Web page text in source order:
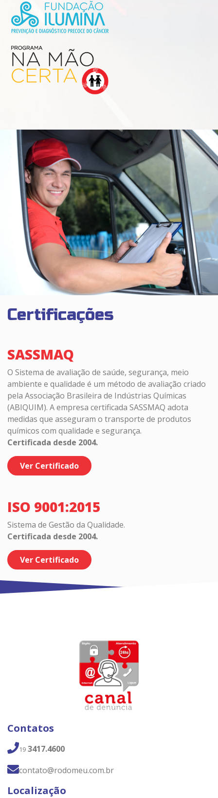
Certificações
SASSMAQ
O Sistema de avaliação de saúde, segurança, meio
ambiente e qualidade é um método de avaliação criado
pela Associação Brasileira de Indústrias Químicas
(ABIQUIM). A empresa certificada SASSMAQ adota
medidas que asseguram o transporte de produtos
químicos com qualidade e segurança.
Certificada desde 2004.
Ver Certificado
ISO 9001:2015
Sistema de Gestão da Qualidade.
Certificada desde 2004.
Ver Certificado
Contatos
19 3417.4600
contato@rodomeu.com.br
Localização